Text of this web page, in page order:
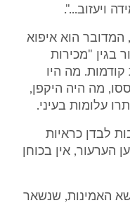
ויעזוב...".
המדובר הוא איפוא
בגין "מכירות
מה היו
מה היה היקפן,
עלומות בעיני.
לבדן כראיות
הערעור, אין בכוחן
האמינות, שנשאר